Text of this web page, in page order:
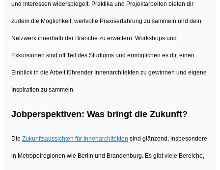
und Interessen widerspiegelt. Praktika und Projektarbeiten bieten dir
zudem die Möglichkeit, wertvolle Praxiserfahrung zu sammeln und dein
Netzwerk innerhalb der Branche zu erweitern. Workshops und
Exkursionen sind oft Teil des Studiums und ermöglichen es dir, einen
Einblick in die Arbeit führender Innenarchitekten zu gewinnen und eigene
Inspiration zu sammeln.
Jobperspektiven: Was bringt die Zukunft?
Die Zukunftsaussichten für Innenarchitekten sind glänzend, insbesondere
in Metropolregionen wie Berlin und Brandenburg. Es gibt viele Bereiche,